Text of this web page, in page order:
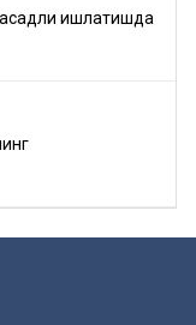
ишлатишда